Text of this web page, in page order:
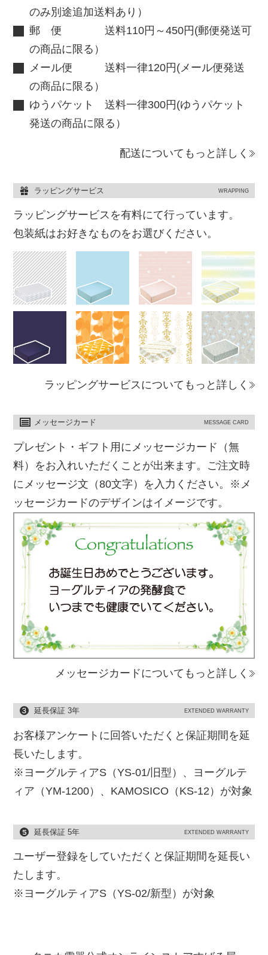
のみ別途追加送料あり）
郵 便 送料110円～450円(郵便発送可
の商品に限る）
メール便 送料一律120円(メール便発送
の商品に限る）
ゆうパケット 送料一律300円(ゆうパケット
発送の商品に限る）
配送についてもっと詳しく
ラッピングサービス WRAPPING
ラッピングサービスを有料にて行っています。
包装紙はお好きなものをお選びください。
ラッピングサービスについてもっと詳しく
メッセージカード MESSAGE CARD
プレゼント・ギフト用にメッセージカード（無
料）をお入れいただくことが出来ます。ご注文時
にメッセージ文（80文字）を入力ください。※メ
ッセージカードのデザインはイメージです。
メッセージカードについてもっと詳しく
延長保証 3年 EXTENDED WARRANTY
お客様アンケートに回答いただくと保証期間を延
長いたします。
※ヨーグルティアS（YS-01/旧型）、ヨーグルテ
ィア（YM-1200）、KAMOSICO（KS-12）が対象
延長保証 5年 EXTENDED WARRANTY
ユーザー登録をしていただくと保証期間を延長い
たします。
※ヨーグルティアS（YS-02/新型）が対象